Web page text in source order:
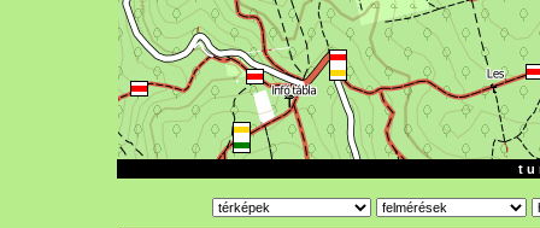
t u